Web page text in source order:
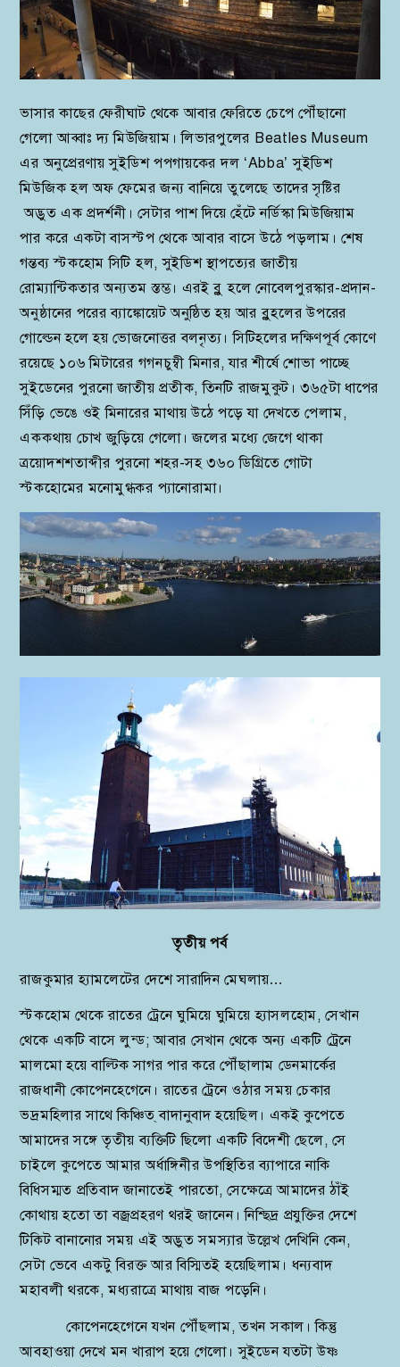
ভাসার কাছের ফেরীঘাট থেকে আবার ফেরিতে চেপে পৌঁছানো
গেলো আব্বাঃ দ্য মিউজিয়াম। লিভারপুলের Beatles Museum
এর অনুপ্রেরণায় সুইডিশ পপগায়কের দল ‘Abba’ সুইডিশ
মিউজিক হল অফ ফেমের জন্য বানিয়ে তুলেছে তাদের সৃষ্টির
অদ্ভুত এক প্রদর্শনী। সেটার পাশ দিয়ে হেঁটে নর্ডিস্কা মিউজিয়াম
পার করে একটা বাসস্টপ থেকে আবার বাসে উঠে পড়লাম। শেষ
গন্তব্য স্টকহোম সিটি হল, সুইডিশ স্থাপত্যের জাতীয়
রোম্যান্টিকতার অন্যতম স্তম্ভ। এরই ব্লু হলে নোবেলপুরস্কার-প্রদান-
অনুষ্ঠানের পরের ব্যাঙ্কোয়েট অনুষ্ঠিত হয় আর ব্লুহলের উপরের
গোল্ডেন হলে হয় ভোজনোত্তর বলনৃত্য। সিটিহলের দক্ষিণপূর্ব কোণে
রয়েছে ১০৬ মিটারের গগনচুম্বী মিনার, যার শীর্ষে শোভা পাচ্ছে
সুইডেনের পুরনো জাতীয় প্রতীক, তিনটি রাজমুকুট। ৩৬৫টা ধাপের
সিঁড়ি ভেঙে ওই মিনারের মাথায় উঠে পড়ে যা দেখতে পেলাম,
এককথায় চোখ জুড়িয়ে গেলো। জলের মধ্যে জেগে থাকা
ত্রয়োদশশতাব্দীর পুরনো শহর-সহ ৩৬০ ডিগ্রিতে গোটা
স্টকহোমের মনোমুগ্ধকর প্যানোরামা।
তৃতীয় পর্ব
রাজকুমার হ্যামলেটের দেশে সারাদিন মেঘলায়…
স্টকহোম থেকে রাতের ট্রেনে ঘুমিয়ে ঘুমিয়ে হ্যাসলহোম, সেখান
থেকে একটি বাসে লুন্ড; আবার সেখান থেকে অন্য একটি ট্রেনে
মালমো হয়ে বাল্টিক সাগর পার করে পৌঁছালাম ডেনমার্কের
রাজধানী কোপেনহেগেনে। রাতের ট্রেনে ওঠার সময় চেকার
ভদ্রমহিলার সাথে কিঞ্চিত্‌ বাদানুবাদ হয়েছিল। একই কুপেতে
আমাদের সঙ্গে তৃতীয় ব্যক্তিটি ছিলো একটি বিদেশী ছেলে, সে
চাইলে কুপেতে আমার অর্ধাঙ্গিনীর উপস্থিতির ব্যাপারে নাকি
বিধিসম্মত প্রতিবাদ জানাতেই পারতো, সেক্ষেত্রে আমাদের ঠাঁই
কোথায় হতো তা বজ্রপ্রহরণ থরই জানেন। নিশ্ছিদ্র প্রযুক্তির দেশে
টিকিট বানানোর সময় এই অদ্ভুত সমস্যার উল্লেখ দেখিনি কেন,
সেটা ভেবে একটু বিরক্ত আর বিস্মিতই হয়েছিলাম। ধন্যবাদ
মহাবলী থরকে, মধ্যরাত্রে মাথায় বাজ পড়েনি।
কোপেনহেগেনে যখন পৌঁছলাম, তখন সকাল। কিন্তু
আবহাওয়া দেখে মন খারাপ হয়ে গেলো। সুইডেন যতটা উষ্ণ